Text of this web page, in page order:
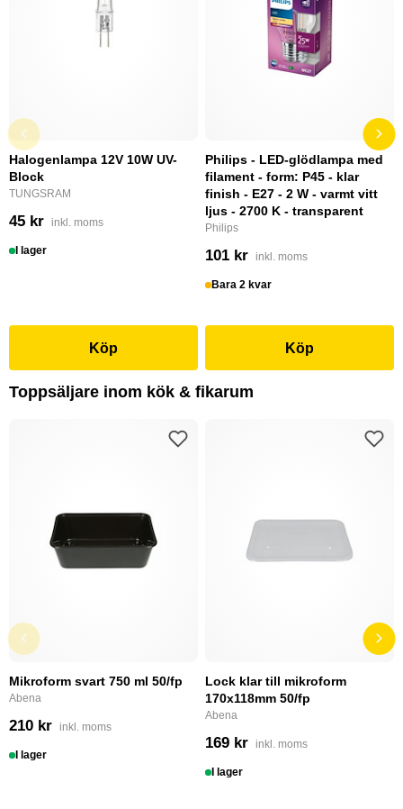
Halogenlampa 12V 10W UV-
Block
TUNGSRAM
45 kr inkl. moms
I lager
Köp
Philips - LED-glödlampa med
filament - form: P45 - klar
finish - E27 - 2 W - varmt vitt
ljus - 2700 K - transparent
Philips
101 kr inkl. moms
Bara 2 kvar
Köp
Toppsäljare inom kök & fikarum
Mikroform svart 750 ml 50/fp
Abena
210 kr inkl. moms
I lager
Lock klar till mikroform
170x118mm 50/fp
Abena
169 kr inkl. moms
I lager